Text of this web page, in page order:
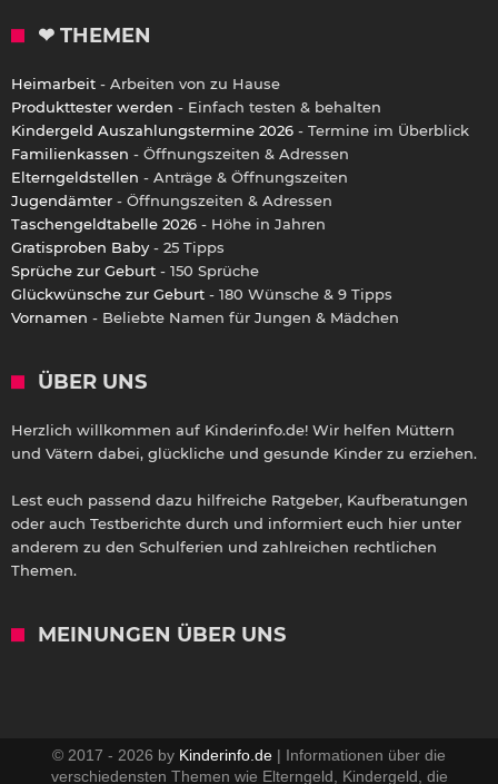
❤ THEMEN
Heimarbeit - Arbeiten von zu Hause
Produkttester werden - Einfach testen & behalten
Kindergeld Auszahlungstermine 2026 - Termine im Überblick
Familienkassen - Öffnungszeiten & Adressen
Elterngeldstellen - Anträge & Öffnungszeiten
Jugendämter - Öffnungszeiten & Adressen
Taschengeldtabelle 2026 - Höhe in Jahren
Gratisproben Baby - 25 Tipps
Sprüche zur Geburt - 150 Sprüche
Glückwünsche zur Geburt - 180 Wünsche & 9 Tipps
Vornamen - Beliebte Namen für Jungen & Mädchen
ÜBER UNS
Herzlich willkommen auf Kinderinfo.de! Wir helfen Müttern
und Vätern dabei, glückliche und gesunde Kinder zu erziehen.
Lest euch passend dazu hilfreiche Ratgeber, Kaufberatungen
oder auch Testberichte durch und informiert euch hier unter
anderem zu den Schulferien und zahlreichen rechtlichen
Themen.
MEINUNGEN ÜBER UNS
© 2017 - 2026 by Kinderinfo.de | Informationen über die
verschiedensten Themen wie Elterngeld, Kindergeld, die